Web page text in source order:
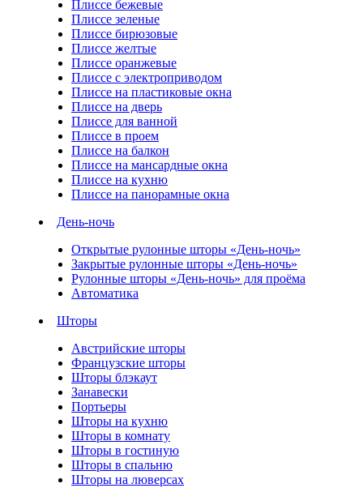
Плиссе бежевые
Плиссе зеленые
Плиссе бирюзовые
Плиссе желтые
Плиссе оранжевые
Плиссе с электроприводом
Плиссе на пластиковые окна
Плиссе на дверь
Плиссе для ванной
Плиссе в проем
Плиссе на балкон
Плиссе на мансардные окна
Плиссе на кухню
Плиссе на панорамные окна
День-ночь
Открытые рулонные шторы «День-ночь»
Закрытые рулонные шторы «День-ночь»
Рулонные шторы «День-ночь» для проёма
Автоматика
Шторы
Австрийские шторы
Французские шторы
Шторы блэкаут
Занавески
Портьеры
Шторы на кухню
Шторы в комнату
Шторы в гостиную
Шторы в спальню
Шторы на люверсах